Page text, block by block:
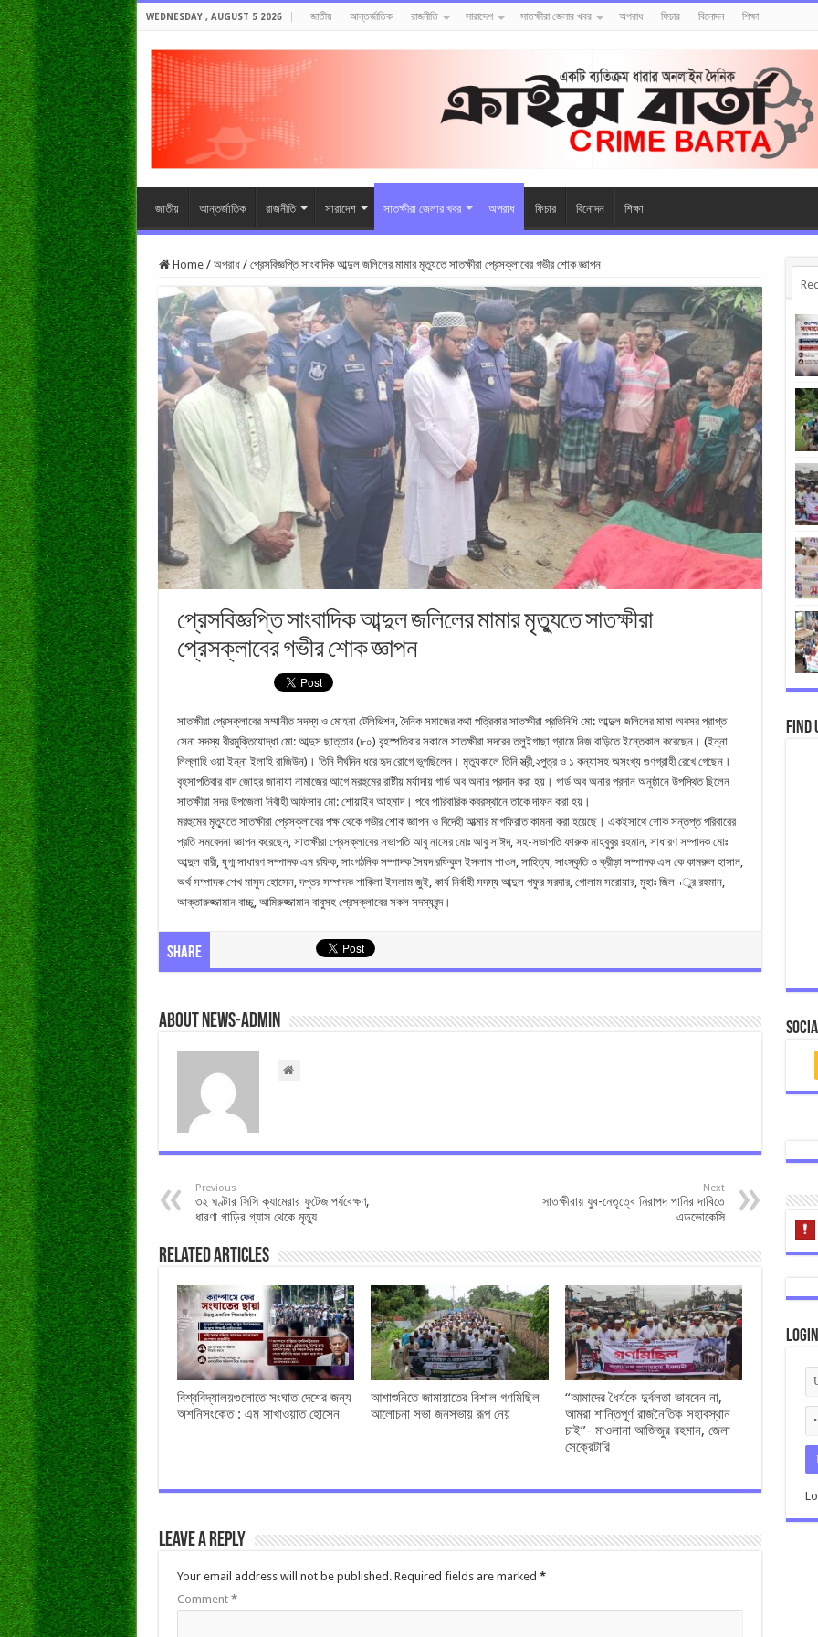
WEDNESDAY , AUGUST 5 2026 জাতীয় আন্তর্জাতিক রাজনীতি সারাদেশ সাতক্ষীরা জেলার খবর অপরাধ ফিচার বিনোদন শিক্ষা
জাতীয় আন্তর্জাতিক রাজনীতি সারাদেশ সাতক্ষীরা জেলার খবর অপরাধ ফিচার বিনোদন শিক্ষা
Home / অপরাধ / প্রেসবিজ্ঞপ্তি সাংবাদিক আব্দুল জলিলের মামার মৃত্যুতে সাতক্ষীরা প্রেসক্লাবের গভীর শোক জ্ঞাপন
প্রেসবিজ্ঞপ্তি সাংবাদিক আব্দুল জলিলের মামার মৃত্যুতে সাতক্ষীরা
প্রেসক্লাবের গভীর শোক জ্ঞাপন
সাতক্ষীরা প্রেসক্লাবের সম্মানীত সদস্য ও মোহনা টেলিভিশন, দৈনিক সমাজের কথা পত্রিকার সাতক্ষীরা প্রতিনিধি মো: আব্দুল জলিলের মামা অবসর প্রাপ্ত
সেনা সদস্য বীরমুক্তিযোদ্ধা মো: আব্দুস ছাত্তার (৮০) বৃহস্পতিবার সকালে সাতক্ষীরা সদরের তলুইগাছা গ্রামে নিজ বাড়িতে ইন্তেকাল করেছেন। (ইন্না
লিল্লাহি ওয়া ইন্না ইলাহি রাজিউন)। তিনি দীর্ঘদিন ধরে হৃদ রোগে ভুগছিলেন। মৃত্যুকালে তিনি স্ত্রী,২পুত্র ও ১ কন্যাসহ অসংখ্য গুণগ্রাহী রেখে গেছেন।
বৃহসাপতিবার বাদ জোহর জানাযা নামাজের আগে মরহুমের রাষ্টীয় মর্যাদায় গার্ড অব অনার প্রদান করা হয়। গার্ড অব অনার প্রদান অনুষ্ঠানে উপস্থিত ছিলেন
সাতক্ষীরা সদর উপজেলা নির্বাহী অফিসার মো: শোয়াইব আহমাদ। পবে পারিবারিক কবরস্থানে তাকে দাফন করা হয়।
মরহুমের মৃত্যুতে সাতক্ষীরা প্রেসক্লাবের পক্ষ থেকে গভীর শোক জ্ঞাপন ও বিদেহী আত্মার মাগফিরাত কামনা করা হয়েছে। একইসাথে শোক সন্তপ্ত পরিবারের
প্রতি সমবেদনা জ্ঞাপন করেছেন, সাতক্ষীরা প্রেসক্লাবের সভাপতি আবু নাসের মোঃ আবু সাঈদ, সহ-সভাপতি ফারুক মাহবুবুর রহমান, সাধারণ সম্পাদক মোঃ
আব্দুল বারী, যুগ্ম সাধারণ সম্পাদক এম রফিক, সাংগঠনিক সম্পাদক সৈয়দ রফিকুল ইসলাম শাওন, সাহিত্য, সাংস্কৃতি ও ক্রীড়া সম্পাদক এস কে কামরুল হাসান,
অর্থ সম্পাদক শেখ মাসুদ হোসেন, দপ্তর সম্পাদক শাকিলা ইসলাম জুই, কার্য নির্বাহী সদস্য আব্দুল গফুর সরদার, গোলাম সরোয়ার, মুহাঃ জিল¬ুর রহমান,
আক্তারুজ্জামান বাচ্চু, আমিরুজ্জামান বাবুসহ প্রেসক্লাবের সকল সদস্যবৃন্দ।
Share
About news-admin
Previous
৩২ ঘণ্টার সিসি ক্যামেরার ফুটেজ পর্যবেক্ষণ,
ধারণা গাড়ির গ্যাস থেকে মৃত্যু
Next
সাতক্ষীরায় যুব-নেতৃত্বে নিরাপদ পানির দাবিতে
এডভোকেসি
Related Articles
বিশ্ববিদ্যালয়গুলোতে সংঘাত দেশের জন্য
অশনিসংকেত : এম সাখাওয়াত হোসেন
আশাশুনিতে জামায়াতের বিশাল গণমিছিল
আলোচনা সভা জনসভায় রূপ নেয়
“আমাদের ধৈর্যকে দুর্বলতা ভাববেন না,
আমরা শান্তিপূর্ণ রাজনৈতিক সহাবস্থান
চাই”- মাওলানা আজিজুর রহমান, জেলা
সেক্রেটারি
Leave a Reply
Your email address will not be published. Required fields are marked *
Comment *
Find
Login